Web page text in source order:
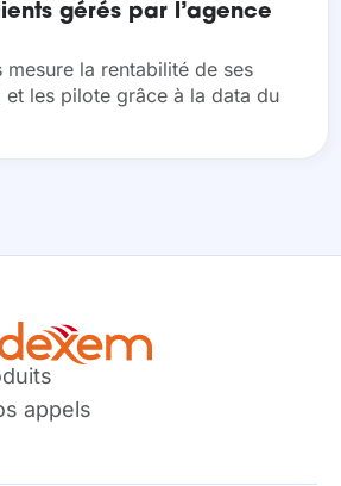
gérés par l’agence
mesure la rentabilité de ses
et les pilote grâce à la data du
appels